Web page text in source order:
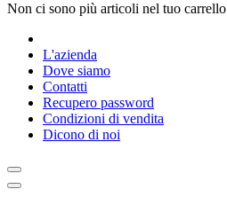
Non ci sono più articoli nel tuo carrello
L'azienda
Dove siamo
Contatti
Recupero password
Condizioni di vendita
Dicono di noi